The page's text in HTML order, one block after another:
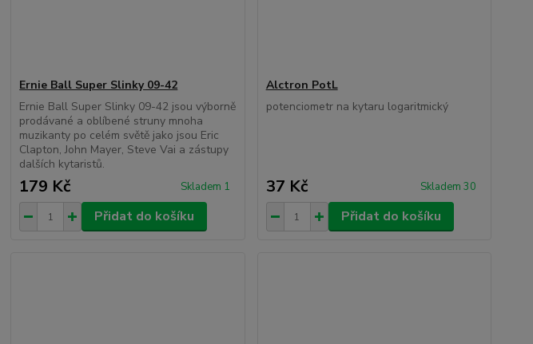
Ernie Ball Super Slinky 09-42
Ernie Ball Super Slinky 09-42 jsou výborně
prodávané a oblíbené struny mnoha
muzikanty po celém světě jako jsou Eric
Clapton, John Mayer, Steve Vai a zástupy
dalších kytaristů.
179 Kč Skladem 1
Přidat do košíku
Alctron PotL
potenciometr na kytaru logaritmický
37 Kč Skladem 30
Přidat do košíku